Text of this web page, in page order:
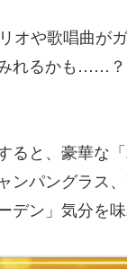
オや歌唱曲が
れるかも……
ると、豪華な
ンパングラス
デン」気分を